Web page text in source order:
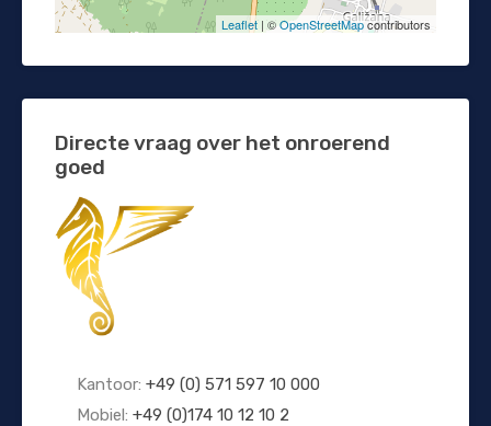
Leaflet | ©OpenStreetMapcontributors
Directe vraag over het onroerend
goed
Kantoor: +49 (0) 571 597 10 000
Mobiel: +49 (0)174 10 12 10 2